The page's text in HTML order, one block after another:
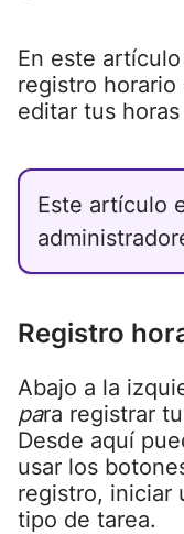
En este
registro
editar tus
Este artículo
Registro
Abajo a la
para registrar
Desde aquí
usar los
registro, iniciar
tipo de tarea.